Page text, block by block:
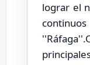
lograr el